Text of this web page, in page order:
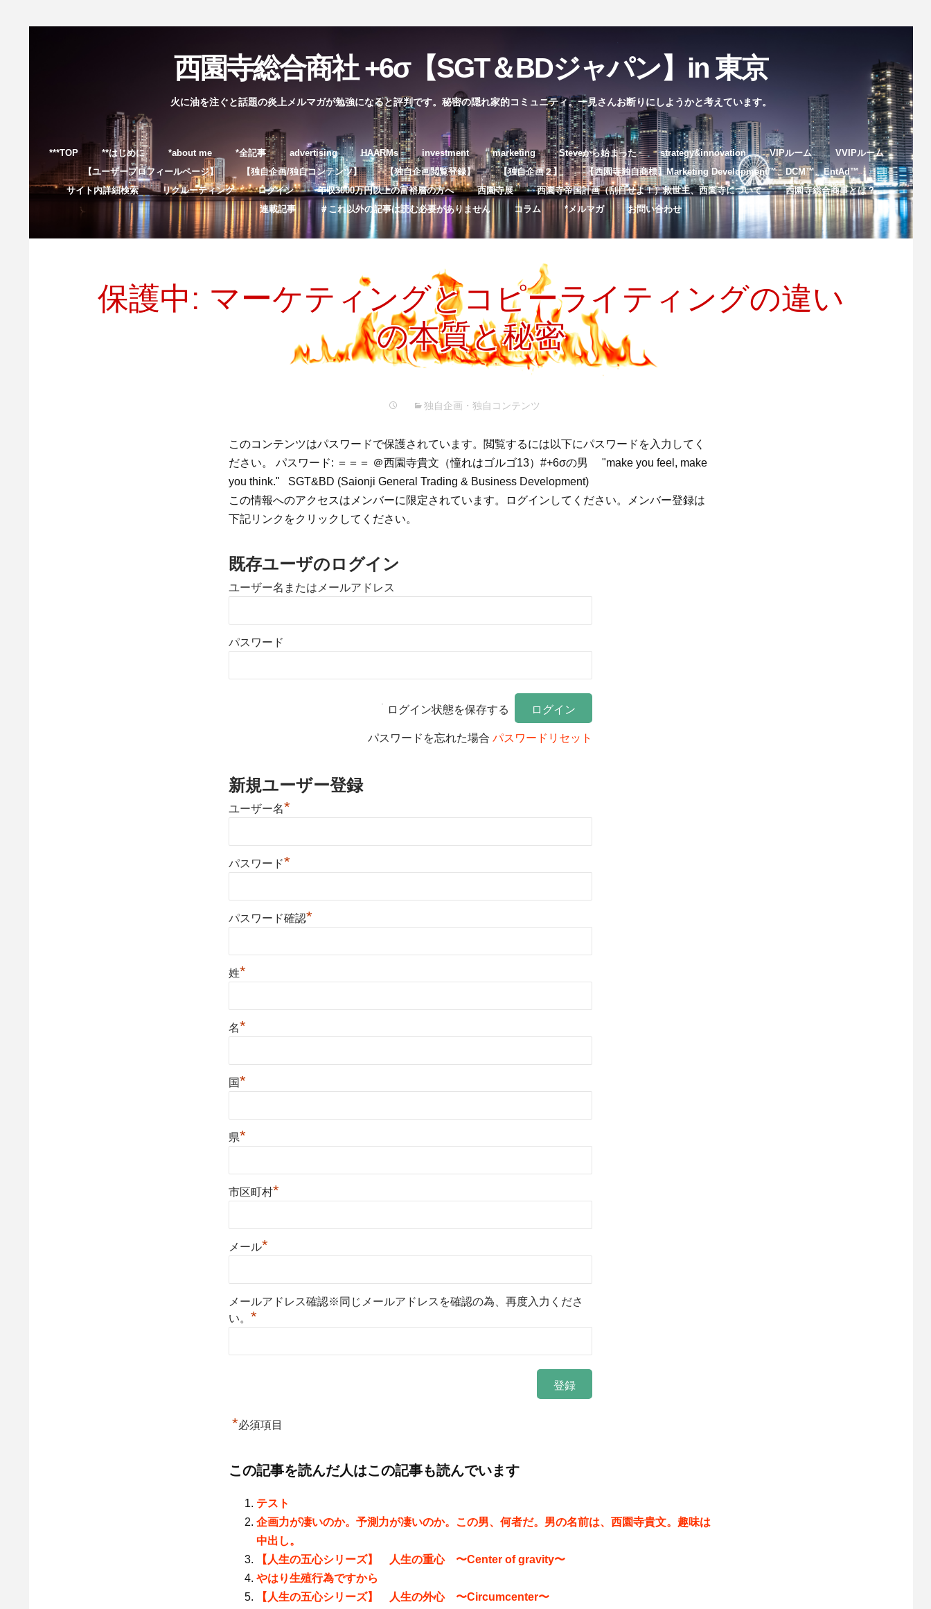
西園寺総合商社 +6σ【SGT＆BDジャパン】in 東京
火に油を注ぐと話題の炎上メルマガが勉強になると評判です。秘密の隠れ家的コミュニティ。一見さんお断りにしようかと考えています。
コ
ン
テ
ン
***TOP **はじめに *about me *全記事 advertising HAARMs investment marketing Steveから始まった strategy&innovation VIPルーム
VVIPルーム
【ユーザープロフィールページ】
【独自企画/独自コンテンツ】 【独自企画閲覧登録】 【独自企画２】
【西園寺独自商標】Marketing Development™️、DCM™️、EntAd™️
サイト内詳細検索
リクルーティング ログイン 年収3000万円以上の富裕層の方へ 西園寺展 西園寺帝国計画（刮目せよ！）救世主、西園寺について
西園寺総合商事とは？
連載記事
＃これ以外の記事は読む必要がありません コラム *メルマガ お問い合わせ
保護中: マーケティングとコピーライティングの違い
の本質と秘密
独自企画・独自コンテンツ
このコンテンツはパスワードで保護されています。閲覧するには以下にパスワードを入力してく
ださい。 パスワード: ＝＝＝ ＠西園寺貴文（憧れはゴルゴ13）#+6σの男 "make you feel, make
you think." SGT&BD (Saionji General Trading & Business Development)
この情報へのアクセスはメンバーに限定されています。ログインしてください。メンバー登録は
下記リンクをクリックしてください。
既存ユーザのログイン
ユーザー名またはメールアドレス
パスワード
ログイン状態を保存する
パスワードを忘れた場合 パスワードリセット
新規ユーザー登録
ユーザー名*
パスワード*
パスワード確認*
姓*
名*
国*
県*
市区町村*
メール*
メールアドレス確認※同じメールアドレスを確認の為、再度入力くださ
い。 *
*必須項目
この記事を読んだ人はこの記事も読んでいます
テスト
企画力が凄いのか。予測力が凄いのか。この男、何者だ。男の名前は、西園寺貴文。趣味は
中出し。
【人生の五心シリーズ】 人生の重心 〜Center of gravity〜
やはり生殖行為ですから
【人生の五心シリーズ】 人生の外心 〜Circumcenter〜